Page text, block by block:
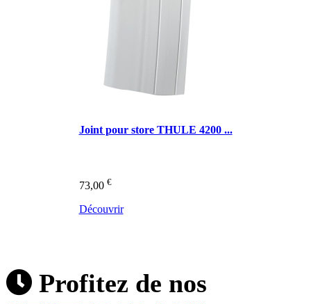
Joint pour store THULE 4200 ...
73,00 €
Découvrir
Profitez de nos